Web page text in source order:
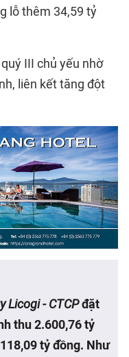
lỗ thêm 34,59 tỷ
III chủ yếu nhờ
liên kết tăng đột
Licogi - CTCPđặt
thu 2.600,76 tỷ
tỷ đồng. Như